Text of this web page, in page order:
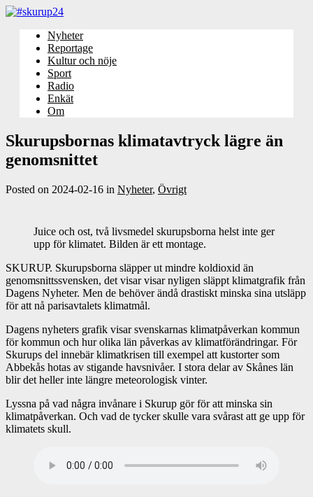
Nyheter
Reportage
Kultur och nöje
Sport
Radio
Enkät
Om
Skurupsbornas klimatavtryck lägre än
genomsnittet
Posted on 2024-02-16 in Nyheter, Övrigt
Juice och ost, två livsmedel skurupsborna helst inte ger
upp för klimatet. Bilden är ett montage.
SKURUP. Skurupsborna släpper ut mindre koldioxid än
genomsnittssvensken, det visar visar nyligen släppt klimatgrafik från
Dagens Nyheter. Men de behöver ändå drastiskt minska sina utsläpp
för att nå parisavtalets klimatmål.
Dagens nyheters grafik visar svenskarnas klimatpåverkan kommun
för kommun och hur olika län påverkas av klimatförändringar. För
Skurups del innebär klimatkrisen till exempel att kustorter som
Abbekås hotas av stigande havsnivåer. I stora delar av Skånes län
blir det heller inte längre meteorologisk vinter.
Lyssna på vad några invånare i Skurup gör för att minska sin
klimatpåverkan. Och vad de tycker skulle vara svårast att ge upp för
klimatets skull.